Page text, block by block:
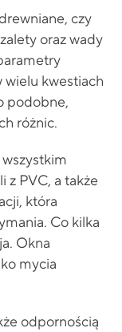
czy
oraz wady
wielu kwestiach
podobne,
różnic.
z PVC, a także
która
Co kilka
Okna
mycia
odpornością